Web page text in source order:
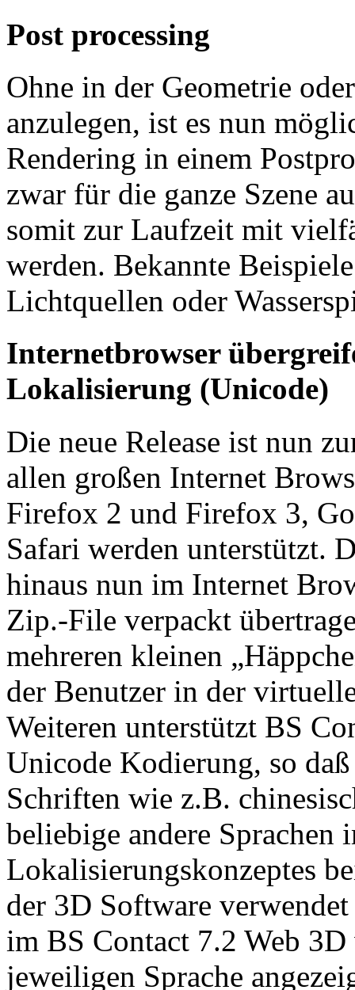
Post processing
Ohne in der Geometrie
anzulegen, ist es nun
Rendering in einem
zwar für die ganze Szene
somit zur Laufzeit mit
werden. Bekannte
Lichtquellen oder
Internetbrowser
Lokalisierung (Unicode)
Die neue Release ist nun
allen großen Internet
Firefox 2 und Firefox 3,
Safari werden unterstützt.
hinaus nun im Internet
Zip.-File verpackt
mehreren kleinen
der Benutzer in der
Weiteren unterstützt BS
Unicode Kodierung, so
Schriften wie z.B.
beliebige andere Sprachen
Lokalisierungskonzeptes
der 3D Software
im BS Contact 7.2 Web
jeweiligen Sprache